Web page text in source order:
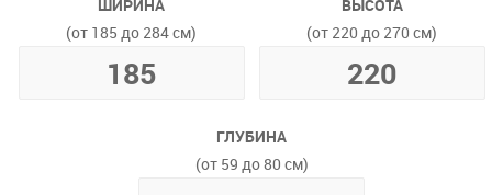
ШИРИНА
(от 185 до 284 см)
ВЫСОТА
(от 220 до 270 см)
ГЛУБИНА
(от 59 до 80 см)